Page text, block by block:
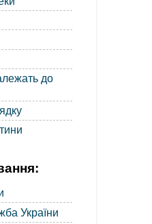
до
України